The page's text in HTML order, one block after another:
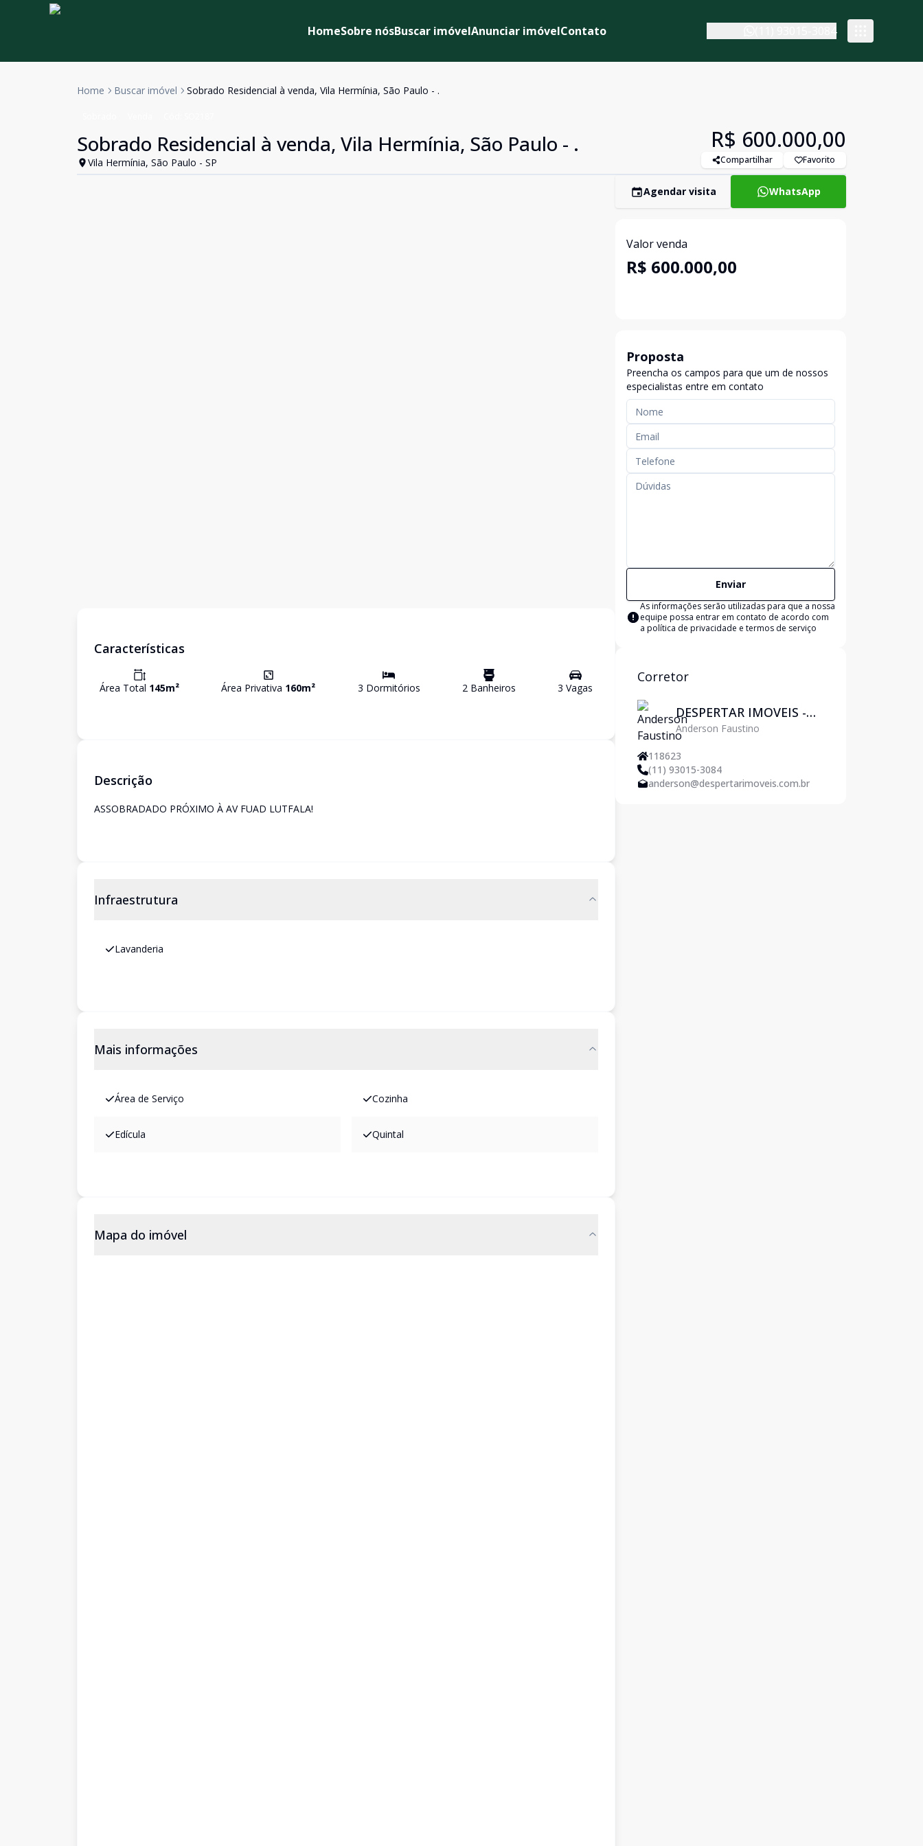
HomeSobre nósBuscar imóvelAnunciar imóvelContato
Home Buscar imóvel Sobrado Residencial à venda, Vila Hermínia, São Paulo - .
Sobrado Residencial à venda, Vila Hermínia, São Paulo - .
Vila Hermínia, São Paulo - SP
R$ 600.000,00
Compartilhar Favorito
Características
Área Total 145m² Área Privativa 160m² 3 Dormitórios 2Banheiros 3 Vagas
Descrição
ASSOBRADADO PRÓXIMO À AV FUAD LUTFALA!
Infraestrutura
Lavanderia
Mais informações
Área de Serviço Cozinha
Edícula Quintal
Mapa do imóvel
Agendar visita WhatsApp
Valor venda
R$ 600.000,00
Proposta
Preencha os campos para que um de nossos
especialistas entre em contato
Enviar
As informações serão utilizadas para que a nossa
equipe possa entrar em contato de acordo com
a política de privacidade e termos de serviço
Corretor
DESPERTAR IMOVEIS -
Pirituba
Anderson Faustino
118623
(11) 93015-3084
anderson@despertarimoveis.com.br